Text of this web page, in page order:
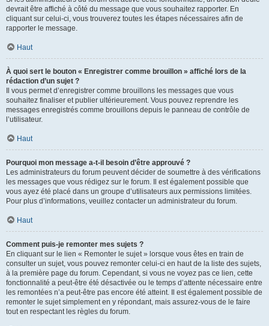
devrait être affiché à côté du message que vous souhaitez rapporter. En
cliquant sur celui-ci, vous trouverez toutes les étapes nécessaires afin de
rapporter le message.
Haut
À quoi sert le bouton « Enregistrer comme brouillon » affiché lors de la
rédaction d’un sujet ?
Il vous permet d’enregistrer comme brouillons les messages que vous
souhaitez finaliser et publier ultérieurement. Vous pouvez reprendre les
messages enregistrés comme brouillons depuis le panneau de contrôle de
l’utilisateur.
Haut
Pourquoi mon message a-t-il besoin d’être approuvé ?
Les administrateurs du forum peuvent décider de soumettre à des vérifications
les messages que vous rédigez sur le forum. Il est également possible que
vous ayez été placé dans un groupe d’utilisateurs aux permissions limitées.
Pour plus d’informations, veuillez contacter un administrateur du forum.
Haut
Comment puis-je remonter mes sujets ?
En cliquant sur le lien « Remonter le sujet » lorsque vous êtes en train de
consulter un sujet, vous pouvez remonter celui-ci en haut de la liste des sujets,
à la première page du forum. Cependant, si vous ne voyez pas ce lien, cette
fonctionnalité a peut-être été désactivée ou le temps d’attente nécessaire entre
les remontées n’a peut-être pas encore été atteint. Il est également possible de
remonter le sujet simplement en y répondant, mais assurez-vous de le faire
tout en respectant les règles du forum.